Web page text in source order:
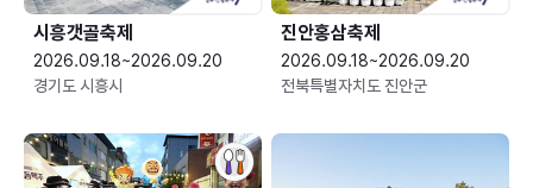
시흥갯골축제
2026.09.18~2026.09.20
경기도 시흥시
진안홍삼축제
2026.09.18~2026.09.20
전북특별자치도 진안군